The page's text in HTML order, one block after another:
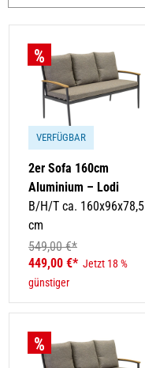
VERFÜGBAR
2er Sofa 160cm
Aluminium – Lodi
B/H/T ca. 160x96x78,5
cm
549,00 €*
449,00 €* Jetzt 18 %
günstiger